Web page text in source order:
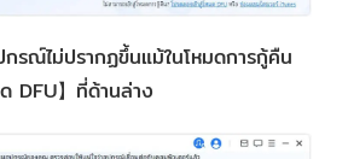
กรณ์ไม่ปรากฏขึ้นแม้ในโหมดการกู้คืน
DFU】ที่ด้านล่าง